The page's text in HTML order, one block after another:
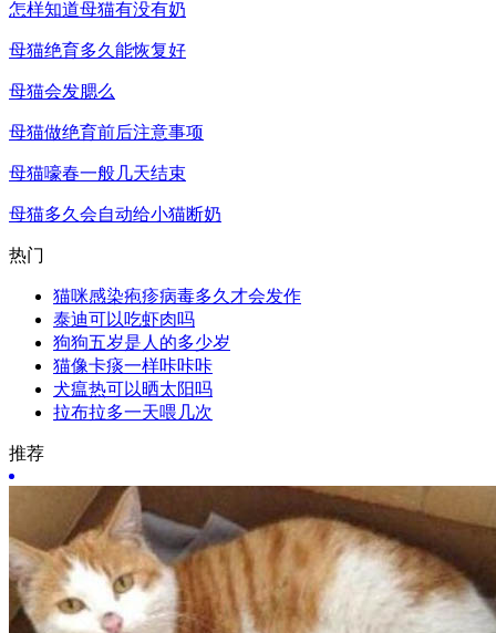
怎样知道母猫有没有奶
母猫绝育多久能恢复好
母猫会发腮么
母猫做绝育前后注意事项
母猫嚎春一般几天结束
母猫多久会自动给小猫断奶
热门
猫咪感染疱疹病毒多久才会发作
泰迪可以吃虾肉吗
狗狗五岁是人的多少岁
猫像卡痰一样咔咔咔
犬瘟热可以晒太阳吗
拉布拉多一天喂几次
推荐